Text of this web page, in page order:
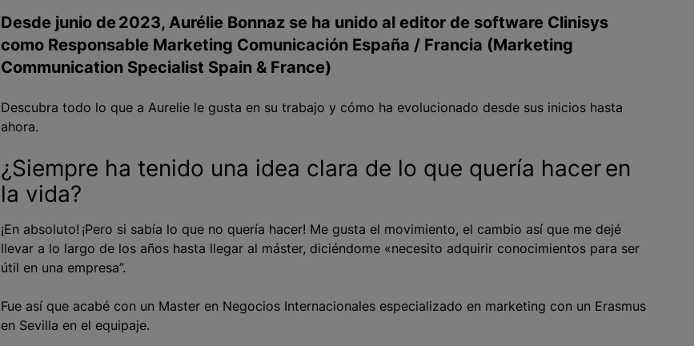
Desde junio de 2023, Aurélie Bonnaz se ha unido al editor de software Clinisys
como Responsable Marketing Comunicación España / Francia (Marketing
Communication Specialist Spain & France)
Descubra todo lo que a Aurelie le gusta en su trabajo y cómo ha evolucionado desde sus inicios hasta
ahora.
¿Siempre ha tenido una idea clara de lo que quería hacer en
la vida?
¡En absoluto! ¡Pero si sabía lo que no quería hacer! Me gusta el movimiento, el cambio así que me dejé
llevar a lo largo de los años hasta llegar al máster, diciéndome «necesito adquirir conocimientos para ser
útil en una empresa”.
Fue así que acabé con un Master en Negocios Internacionales especializado en marketing con un Erasmus
en Sevilla en el equipaje.